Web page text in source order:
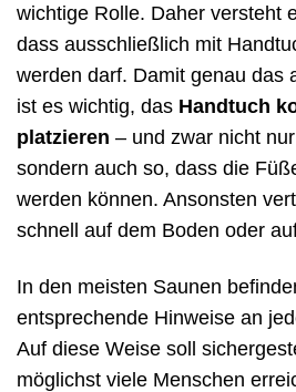
wichtige Rolle. Daher versteht
dass ausschließlich mit
werden darf. Damit genau das
ist es wichtig, das Handtuch
platzieren – und zwar nicht
sondern auch so, dass die
werden können. Ansonsten
schnell auf dem Boden oder
In den meisten Saunen
entsprechende Hinweise an
Auf diese Weise soll
möglichst viele Menschen